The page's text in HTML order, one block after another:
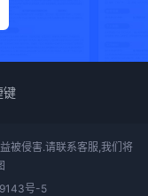
键
被侵害.请联系客服,我们将
号-5